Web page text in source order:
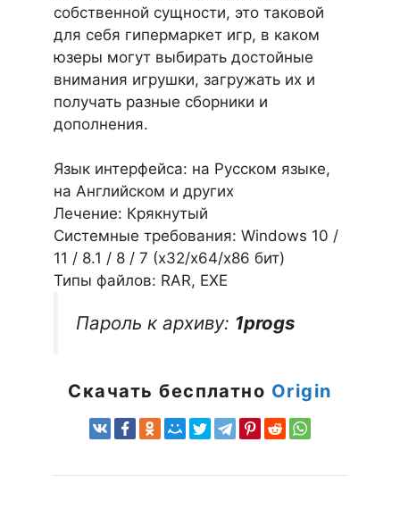
собственной сущности, это таковой
для себя гипермаркет игр, в каком
юзеры могут выбирать достойные
внимания игрушки, загружать их и
получать разные сборники и
дополнения.
Язык интерфейса: на Русском языке,
на Английском и других
Лечение: Крякнутый
Системные требования: Windows 10 /
11 / 8.1 / 8 / 7 (х32/x64/x86 бит)
Типы файлов: RAR, EXE
Пароль к архиву: 1progs
Скачать бесплатно Origin